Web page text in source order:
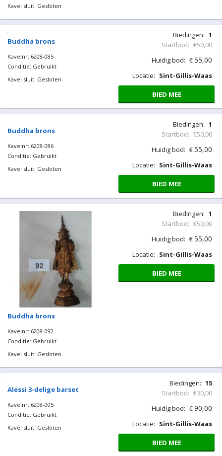
Kavel sluit: Gesloten
Buddha brons
Kavelnr: 6208-085
Conditie: Gebruikt
Kavel sluit: Gesloten
Biedingen: 1
Startbod: €50,00
Huidig bod: €55,00
Locatie: Sint-Gillis-Waas
BIED MEE
Buddha brons
Kavelnr: 6208-086
Conditie: Gebruikt
Kavel sluit: Gesloten
Biedingen: 1
Startbod: €50,00
Huidig bod: €55,00
Locatie: Sint-Gillis-Waas
BIED MEE
Buddha brons
Kavelnr: 6208-092
Conditie: Gebruikt
Kavel sluit: Gesloten
Biedingen: 1
Startbod: €50,00
Huidig bod: €55,00
Locatie: Sint-Gillis-Waas
BIED MEE
Alessi 3-delige barset
Kavelnr: 6208-005
Conditie: Gebruikt
Kavel sluit: Gesloten
Biedingen: 15
Startbod: €30,00
Huidig bod: €90,00
Locatie: Sint-Gillis-Waas
BIED MEE